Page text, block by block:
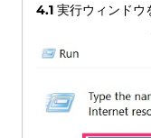
4.1 実行ウィンド